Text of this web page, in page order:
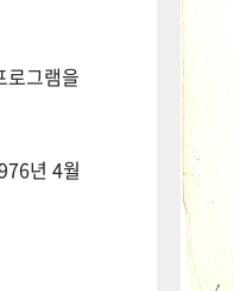
로그램을
년 4월